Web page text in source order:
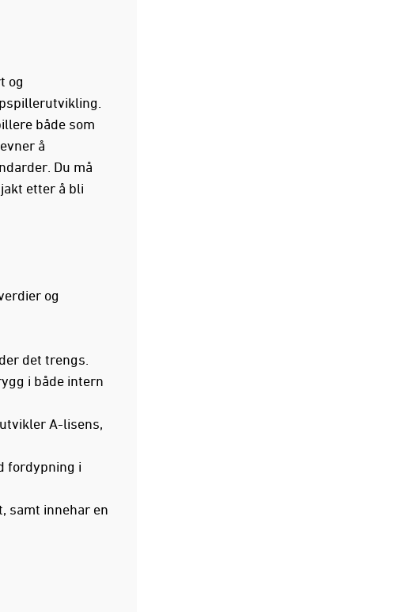
og
både som
å
Du må
etter å bli
og
det trengs.
i både intern
A-lisens,
fordypning i
samt innehar en